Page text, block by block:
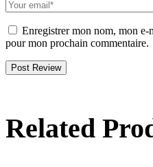
Enregistrer mon nom, mon e-
pour mon prochain commentaire.
Post Review
Related